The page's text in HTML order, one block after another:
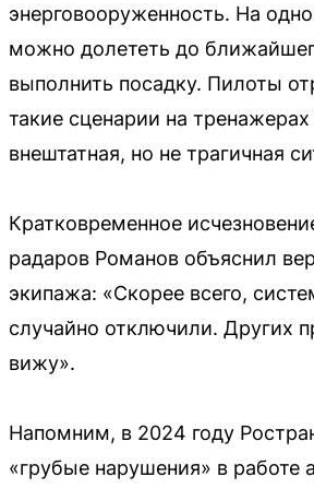
энерговооруженность. На
можно долететь до
выполнить посадку. Пилоты
такие сценарии на
внештатная, но не трагичная
Кратковременное
радаров Романов объяснил
экипажа: «Скорее всего,
случайно отключили. Других
вижу».
Напомним, в 2024 году
«грубые нарушения» в работе